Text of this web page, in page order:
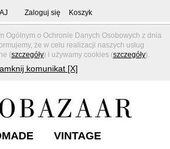
Ogólnym o Ochronie Danych Osobowych z dnia
że w celu realizacji naszych usług
(szczegóły) i używamy cookies (szczegóły).
komunikat [X]
Zaloguj się Koszyk
VINTAGE